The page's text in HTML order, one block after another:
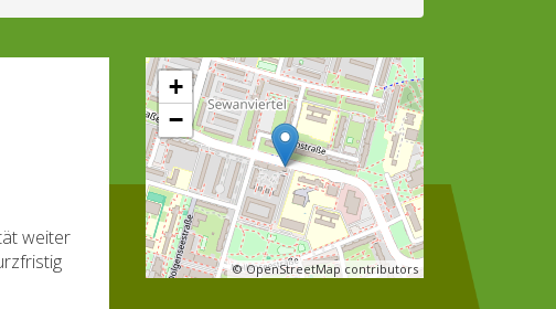
weiter
+
−
© OpenStreetMap contributors